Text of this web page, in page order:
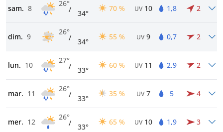
sam. 8
26°
/ 34°
70 % UV 10 1,8 2
dim. 9
26°
/ 34°
55 % UV 9 0,7 2
lun. 10
27°
/ 33°
60 % UV 11 2,9 2
mar. 11
26°
/ 33°
35 % UV 7 5 4
mer. 12
26°
/ 33°
65 % UV 10 1,9 3